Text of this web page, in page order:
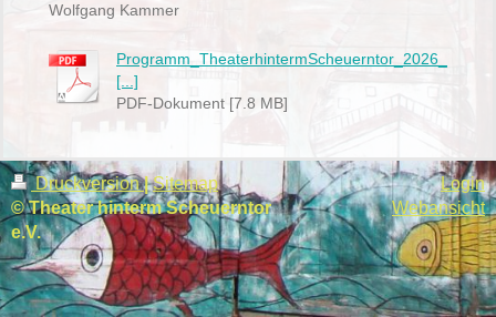
Wolfgang Kammer
Programm_TheaterhintermScheuerntor_2026_
[...]
PDF-Dokument [7.8 MB]
Druckversion| Sitemap
© Theater hinterm Scheuerntor
e.V.
Login
Webansicht